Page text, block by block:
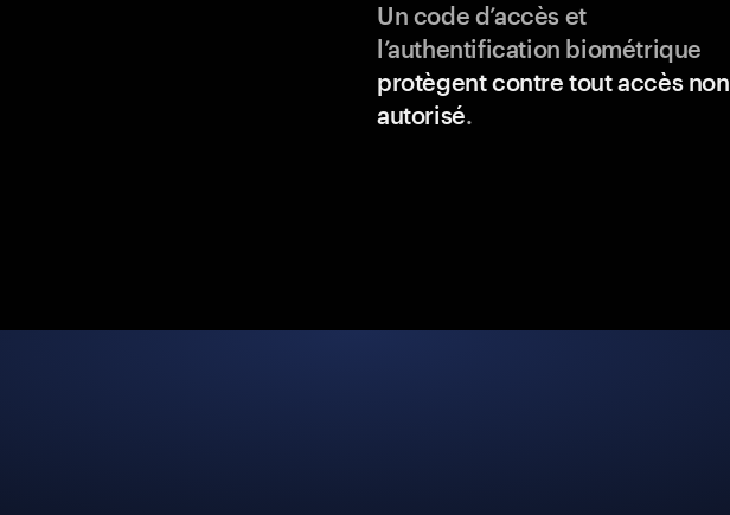
Un code d’accès et
l’authentification biométrique
protègent contre tout accès non
autorisé.